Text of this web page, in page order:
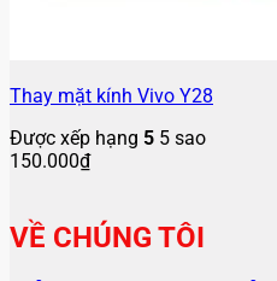
Thay mặt kính Vivo Y28
Được xếp hạng 5 5 sao
150.000₫
VỀ CHÚNG TÔI